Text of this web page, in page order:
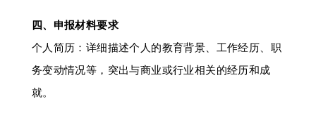
四、申报材料要求
个人简历：详细描述个人的教育背景、工作经历、职
务变动情况等，突出与商业或行业相关的经历和成
就。